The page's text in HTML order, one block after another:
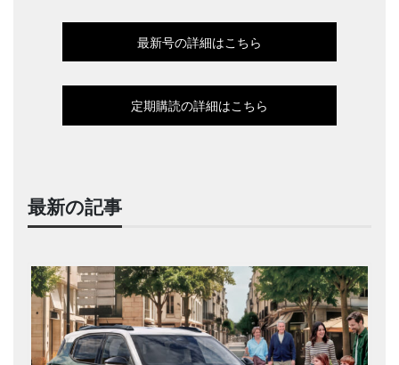
最新号の詳細はこちら
定期購読の詳細はこちら
最新の記事